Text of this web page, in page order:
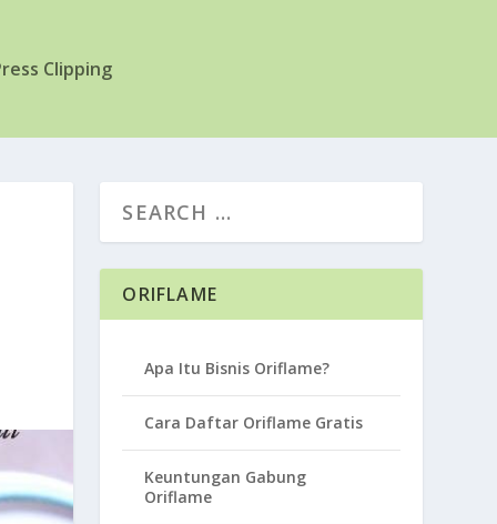
Clipping
ORIFLAME
Apa Itu Bisnis Oriflame?
Cara Daftar Oriflame Gratis
Keuntungan Gabung
Oriflame